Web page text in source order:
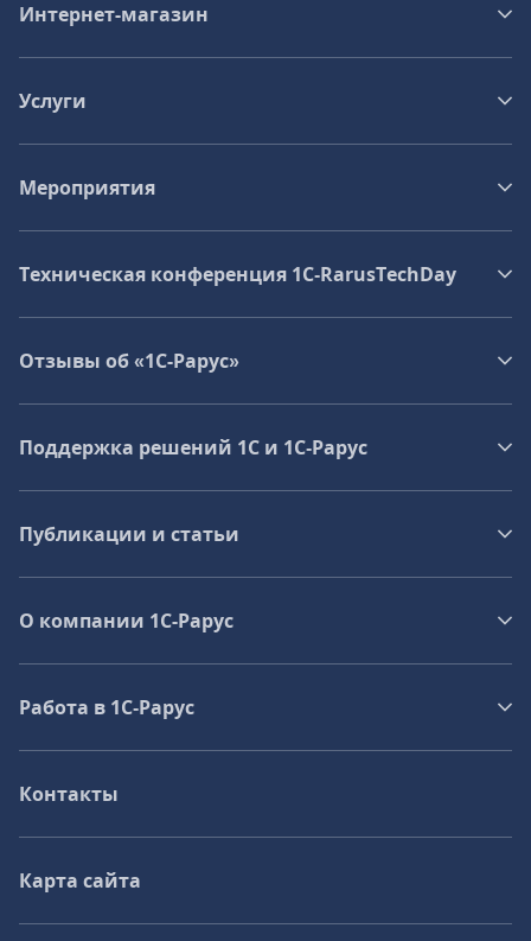
Интернет-магазин
Услуги
Мероприятия
Техническая конференция 1C‑RarusTechDay
Отзывы об «1С-Рарус»
Поддержка решений 1С и 1С‑Рарус
Публикации и статьи
О компании 1C-Рарус
Работа в 1С‑Рарус
Контакты
Карта сайта